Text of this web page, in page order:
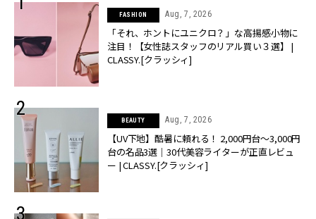
FASHION Aug, 7, 2026
「それ、ホントにユニクロ？」な高揚感小物に
注目！【女性誌スタッフのリアル買い３選】 |
CLASSY.[クラッシィ]
BEAUTY Aug, 7, 2026
【UV下地】酷暑に頼れる！ 2,000円台〜3,000円
台の名品3選｜30代美容ライターが正直レビュ
ー | CLASSY.[クラッシィ]